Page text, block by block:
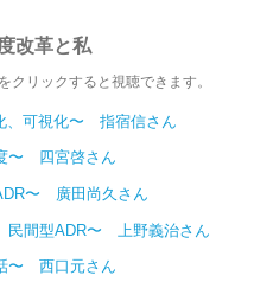
改革と私
クリックすると視聴できます。
、可視化〜 指宿信さん
〜 四宮啓さん
〜 廣田尚久さん
間型ADR〜 上野義治さん
〜 西口元さん